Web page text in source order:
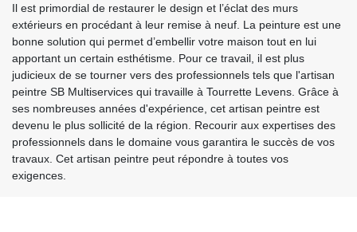
Il est primordial de restaurer le design et l’éclat des murs
extérieurs en procédant à leur remise à neuf. La peinture est une
bonne solution qui permet d’embellir votre maison tout en lui
apportant un certain esthétisme. Pour ce travail, il est plus
judicieux de se tourner vers des professionnels tels que l'artisan
peintre SB Multiservices qui travaille à Tourrette Levens. Grâce à
ses nombreuses années d'expérience, cet artisan peintre est
devenu le plus sollicité de la région. Recourir aux expertises des
professionnels dans le domaine vous garantira le succès de vos
travaux. Cet artisan peintre peut répondre à toutes vos
exigences.